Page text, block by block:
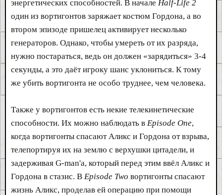
энергетических способностей. В начале Half-Life 2
один из вортигонтов заряжает костюм Гордона, а во
втором эпизоде пришелец активирует несколько
генераторов. Однако, чтобы умереть от их разряда,
нужно постараться, ведь он должен «зарядиться» 3-4
секунды, а это даёт игроку шанс уклониться. К тому
же убить вортигонта не особо труднее, чем человека.
Также у вортигонтов есть некие телекинетические
способности. Их можно наблюдать в Episode One,
когда вортигонты спасают Аликс и Гордона от взрыва,
телепортируя их на землю с верхушки цитадели, и
задерживая G-man'а, который перед этим ввёл Аликс и
Гордона в стазис. В Episode Two вортигонты спасают
жизнь Аликс, проделав ей операцию при помощи